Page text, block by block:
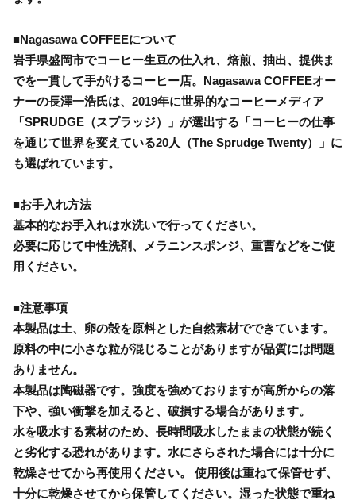
■Nagasawa COFFEEについて
岩手県盛岡市でコーヒー生豆の仕入れ、焙煎、抽出、提供ま
でを一貫して手がけるコーヒー店。Nagasawa COFFEEオー
ナーの長澤一浩氏は、2019年に世界的なコーヒーメディア
「SPRUDGE（スプラッジ）」が選出する「コーヒーの仕事
を通じて世界を変えている20人（The Sprudge Twenty）」に
も選ばれています。
■お手入れ方法
基本的なお手入れは水洗いで行ってください。
必要に応じて中性洗剤、メラニンスポンジ、重曹などをご使
用ください。
■注意事項
本製品は土、卵の殻を原料とした自然素材でできています。
原料の中に小さな粒が混じることがありますが品質には問題
ありません。
本製品は陶磁器です。強度を強めておりますが高所からの落
下や、強い衝撃を加えると、破損する場合があります。
水を吸水する素材のため、長時間吸水したままの状態が続く
と劣化する恐れがあります。水にさらされた場合には十分に
乾燥させてから再使用ください。 使用後は重ねて保管せず、
十分に乾燥させてから保管してください。湿った状態で重ね